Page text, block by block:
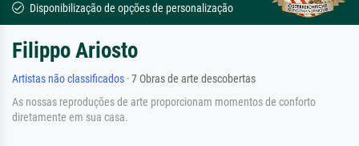
Disponibilização de opções de personalização
Filippo Ariosto
Artistas não classificados · 7 Obras de arte descobertas
As nossas reproduções de arte proporcionam momentos de conforto
diretamente em sua casa.